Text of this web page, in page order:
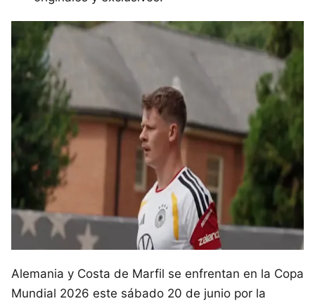
Alemania y Costa de Marfil se enfrentan en la Copa
Mundial 2026 este sábado 20 de junio por la